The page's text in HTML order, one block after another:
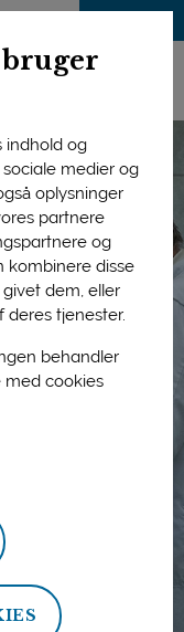
indhold og
medier og
oplysninger
partnere
og
kombinere disse
dem, eller
deres tjenester.
behandler
med cookies